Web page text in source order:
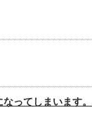
ってしまいます。